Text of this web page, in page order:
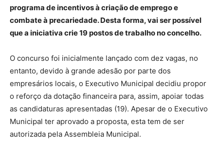
programa de incentivos à criação de emprego e
combate à precariedade. Desta forma, vai ser possível
que a iniciativa crie 19 postos de trabalho no concelho.
O concurso foi inicialmente lançado com dez vagas, no
entanto, devido à grande adesão por parte dos
empresários locais, o Executivo Municipal decidiu propor
o reforço da dotação financeira para, assim, apoiar todas
as candidaturas apresentadas (19). Apesar de o Executivo
Municipal ter aprovado a proposta, esta tem de ser
autorizada pela Assembleia Municipal.